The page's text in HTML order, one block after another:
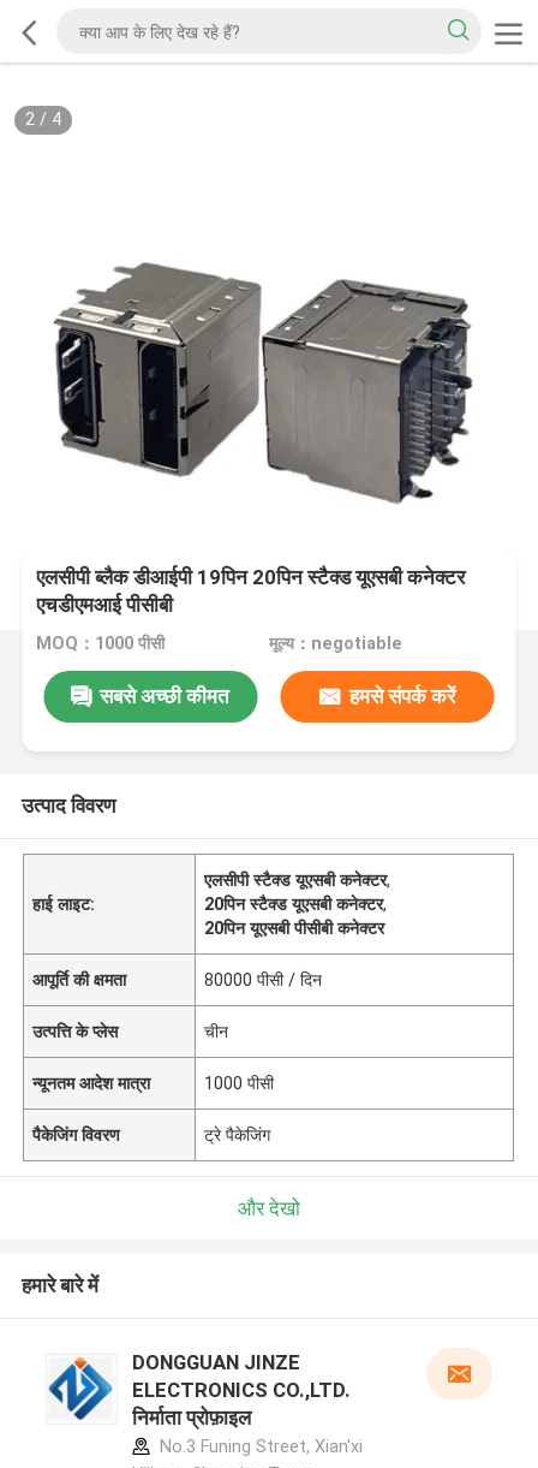
2/ 4
एलसीपी ब्लैक डीआईपी 19पिन 20पिन स्टैक्ड यूएसबी कनेक्टर
एचडीएमआई पीसीबी
MOQ：1000 पीसी मूल्य：negotiable
सबसे अच्छी कीमत हमसे संपर्क करें
उत्पाद विवरण
हाई लाइट:
एलसीपी स्टैक्ड यूएसबी कनेक्टर,
20पिन स्टैक्ड यूएसबी कनेक्टर,
20पिन यूएसबी पीसीबी कनेक्टर
आपूर्ति की क्षमता 80000 पीसी / दिन
उत्पत्ति के प्लेस चीन
न्यूनतम आदेश मात्रा 1000 पीसी
पैकेजिंग विवरण ट्रे पैकेजिंग
और देखो
हमारे बारे में
DONGGUAN JINZE
ELECTRONICS CO.,LTD.
निर्माता प्रोफ़ाइल
No.3 Funing Street, Xian'xi